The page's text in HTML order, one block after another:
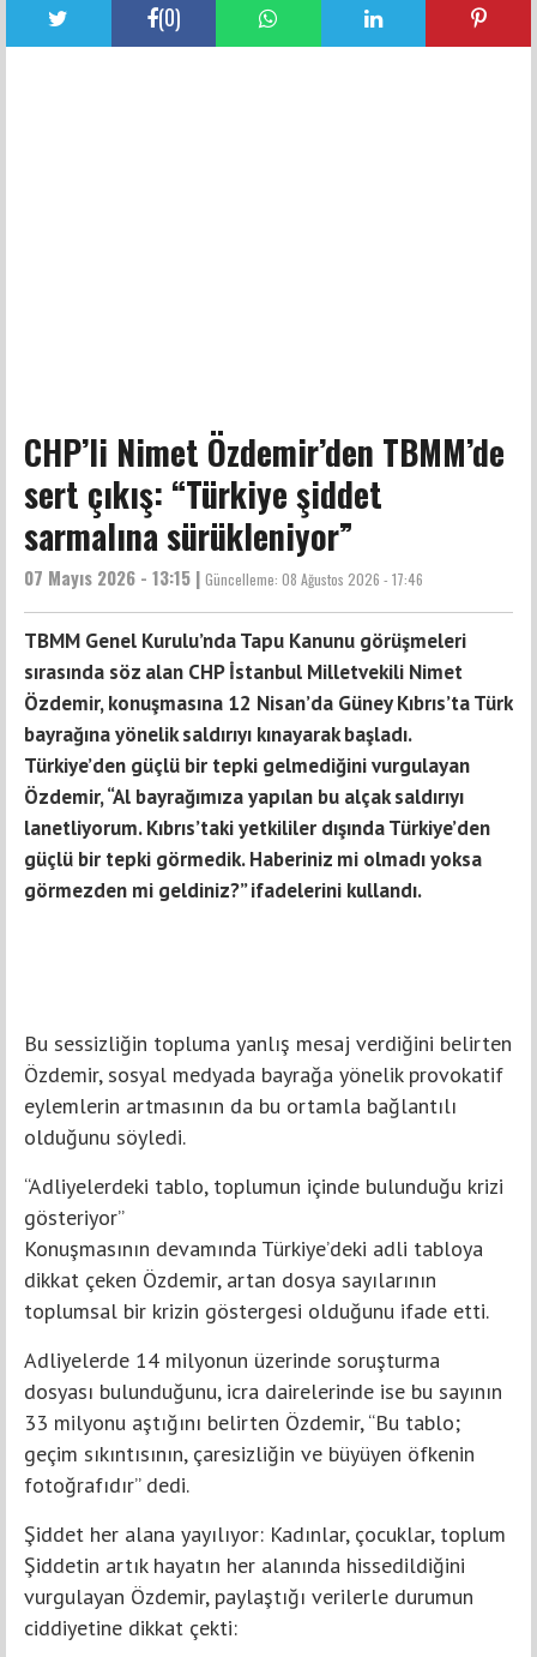
(0)
CHP’li Nimet Özdemir’den TBMM’de
sert çıkış: “Türkiye şiddet
sarmalına sürükleniyor”
07 Mayıs 2026 - 13:15 | Güncelleme: 08 Ağustos 2026 - 17:46
TBMM Genel Kurulu’nda Tapu Kanunu görüşmeleri
sırasında söz alan CHP İstanbul Milletvekili Nimet
Özdemir, konuşmasına 12 Nisan’da Güney Kıbrıs’ta Türk
bayrağına yönelik saldırıyı kınayarak başladı.
Türkiye’den güçlü bir tepki gelmediğini vurgulayan
Özdemir, “Al bayrağımıza yapılan bu alçak saldırıyı
lanetliyorum. Kıbrıs’taki yetkililer dışında Türkiye’den
güçlü bir tepki görmedik. Haberiniz mi olmadı yoksa
görmezden mi geldiniz?” ifadelerini kullandı.
Bu sessizliğin topluma yanlış mesaj verdiğini belirten
Özdemir, sosyal medyada bayrağa yönelik provokatif
eylemlerin artmasının da bu ortamla bağlantılı
olduğunu söyledi.
“Adliyelerdeki tablo, toplumun içinde bulunduğu krizi
gösteriyor”
Konuşmasının devamında Türkiye’deki adli tabloya
dikkat çeken Özdemir, artan dosya sayılarının
toplumsal bir krizin göstergesi olduğunu ifade etti.
Adliyelerde 14 milyonun üzerinde soruşturma
dosyası bulunduğunu, icra dairelerinde ise bu sayının
33 milyonu aştığını belirten Özdemir, “Bu tablo;
geçim sıkıntısının, çaresizliğin ve büyüyen öfkenin
fotoğrafıdır” dedi.
Şiddet her alana yayılıyor: Kadınlar, çocuklar, toplum
Şiddetin artık hayatın her alanında hissedildiğini
vurgulayan Özdemir, paylaştığı verilerle durumun
ciddiyetine dikkat çekti: